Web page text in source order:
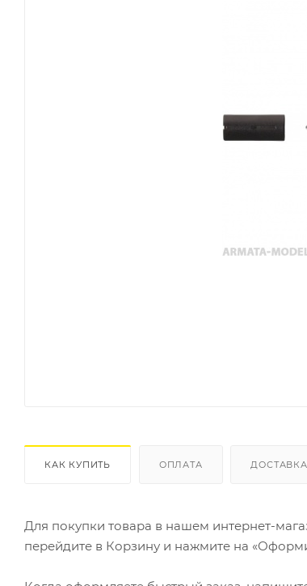
КАК КУПИТЬ ОПЛАТА ДОСТАВКА
Для покупки товара в нашем интернет-
перейдите в Корзину и нажмите на